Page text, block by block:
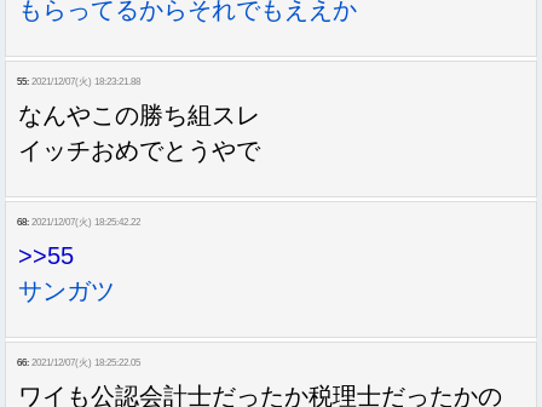
もらってるからそれでもええか
55: 2021/12/07(火) 18:23:21.88
なんやこの勝ち組スレ
イッチおめでとうやで
68: 2021/12/07(火) 18:25:42.22
>>55
サンガツ
66: 2021/12/07(火) 18:25:22.05
ワイも公認会計士だったか税理士だったかの